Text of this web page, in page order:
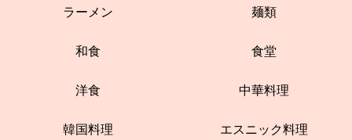
ラーメン 麺類
和食 食堂
洋食 中華料理
韓国料理 エスニック料理